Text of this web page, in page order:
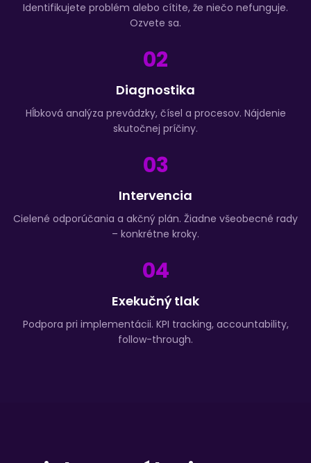
Identifikujete problém alebo cítite, že niečo nefunguje.
Ozvete sa.
02
Diagnostika
Hĺbková analýza prevádzky, čísel a procesov. Nájdenie
skutočnej príčiny.
03
Intervencia
Cielené odporúčania a akčný plán. Žiadne všeobecné rady
– konkrétne kroky.
04
Exekučný tlak
Podpora pri implementácii. KPI tracking, accountability,
follow-through.